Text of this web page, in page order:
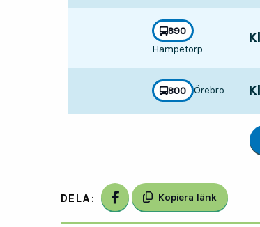
linje
890
mot
Hampetorp
,
linje
800
mot
Örebro
,
DELA: Dela på Facebook
Kopiera länk